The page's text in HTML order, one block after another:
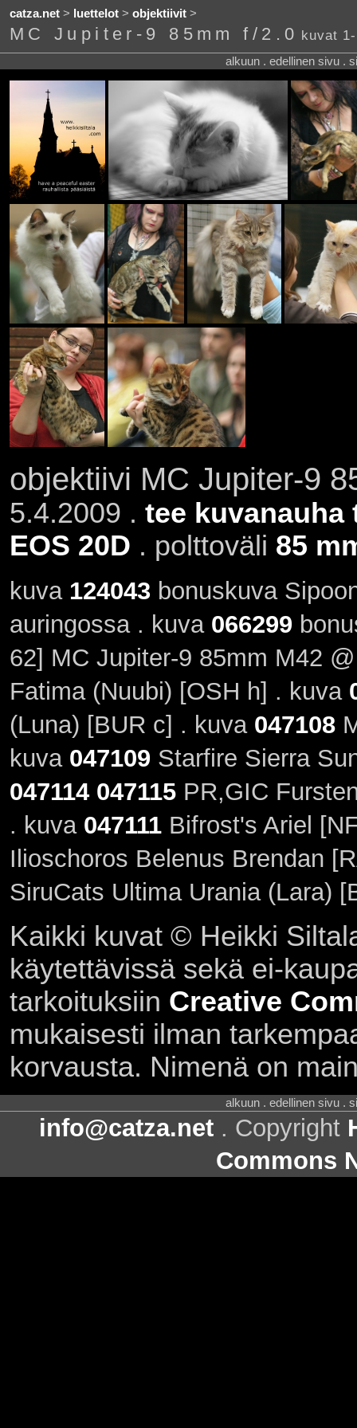
catza.net> luettelot> objektiivit>
MC Jupiter-9 85mm f/2.0 kuvat
alkuun . edellinen sivu .
objektiivi MC Jupiter-9
5.4.2009 . tee kuvanauha
EOS 20D . polttoväli 85
kuva 124043bonuskuva
auringossa . kuva 066299
62] MC Jupiter-9 85mm M42
Fatima (Nuubi) [OSH h] . kuva
(Luna) [BUR c] . kuva 047108
kuva 047109 Starfire Sierra
047114 047115PR,GIC
. kuva 047111Bifrost's Ariel
Ilioschoros Belenus Brendan
SiruCats Ultima Urania (Lara)
Kaikki kuvat © Heikki
käytettävissä sekä ei-
tarkoituksiin Creative
mukaisesti ilman
korvausta. Nimenä on
alkuun . edellinen sivu .
info@catza.net . Copyright
Commons